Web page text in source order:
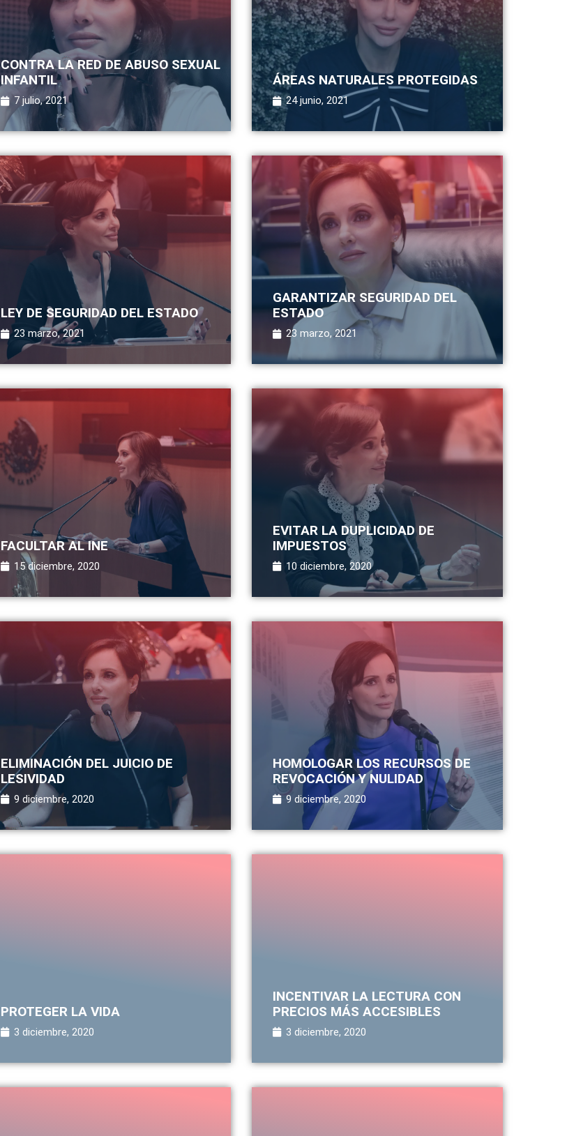
CONTRA LA RED DE ABUSO SEXUAL
INFANTIL
7 julio, 2021
ÁREAS NATURALES PROTEGIDAS
24 junio, 2021
LEY DE SEGURIDAD DEL ESTADO
23 marzo, 2021
GARANTIZAR SEGURIDAD DEL
ESTADO
23 marzo, 2021
FACULTAR AL INE
15 diciembre, 2020
EVITAR LA DUPLICIDAD DE
IMPUESTOS
10 diciembre, 2020
ELIMINACIÓN DEL JUICIO DE
LESIVIDAD
9 diciembre, 2020
HOMOLOGAR LOS RECURSOS DE
REVOCACIÓN Y NULIDAD
9 diciembre, 2020
PROTEGER LA VIDA
3 diciembre, 2020
INCENTIVAR LA LECTURA CON
PRECIOS MÁS ACCESIBLES
3 diciembre, 2020